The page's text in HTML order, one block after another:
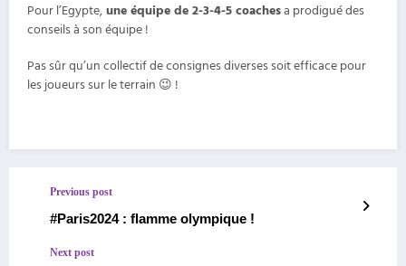
Pour l’Egypte, une équipe de 2-3-4-5 coachesa prodigué des
conseils à son équipe !
Pas sûr qu’un collectif de consignes diverses soit efficace pour
les joueurs sur le terrain 😉 !
Previous post
#Paris2024 : flamme olympique !
Next post